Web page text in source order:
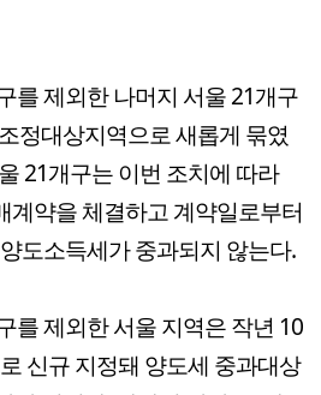
를 제외한 나머지 서울 21개구
정대상지역으로 새롭게 묶였
21개구는 이번 조치에 따라
계약을 체결하고 계약일로부터
도소득세가 중과되지 않는다.
를 제외한 서울 지역은 작년 10
신규 지정돼 양도세 중과대상